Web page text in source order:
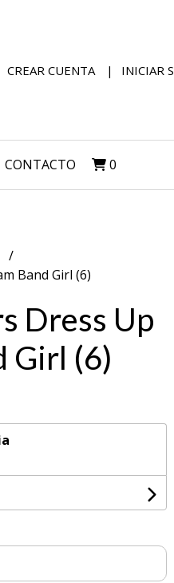
CREAR CUENTA INICIAR
CONTACTO 0
Band Girl (6)
Dress Up
Girl (6)